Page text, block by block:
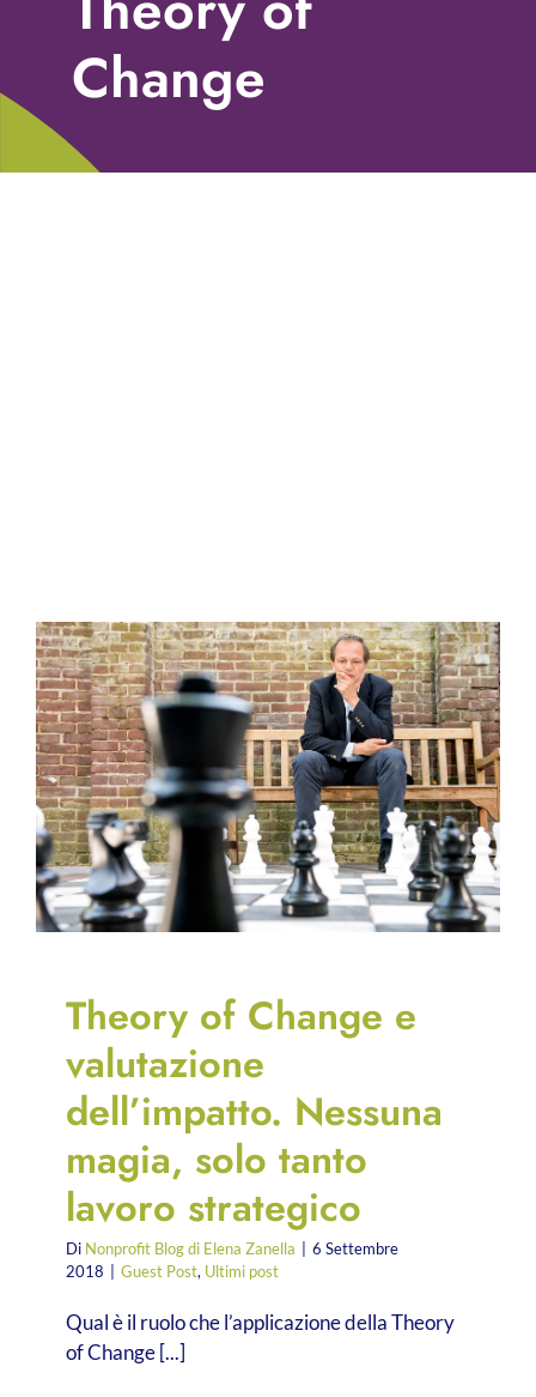
Libri
Fundraising Academy
Multimedia
Change
Theory of Change e
valutazione
dell’impatto. Nessuna
magia, solo tanto
lavoro strategico
Di Nonprofit Blog di Elena Zanella
6 Settembre
2018
Guest Post, Ultimi post
Qual è il ruolo che l’applicazione della Theory
of Change [...]